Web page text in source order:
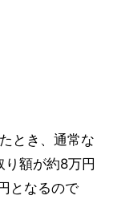
とき、通常な
り額が約8万円
となるので